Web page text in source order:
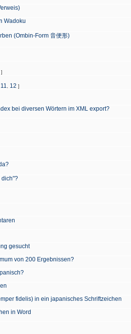
Wadoku
(Ombin-Form 音便形)
]
11 12 ]
bei diversen Wörtern im XML export?
dich"?
gesucht
von 200 Ergebnissen?
fidelis) in ein japanisches Schriftzeichen
in Word